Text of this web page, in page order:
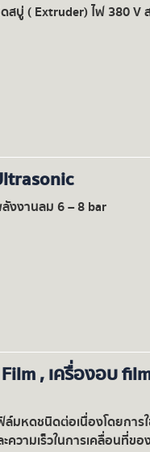
สบู่ ( Extruder) ไฟ 380
งงานลม 6 – 8 bar
, เครื่องอบ
มหดชนิดต่อเนื่องโดยการ
วามเร็วในการเคลื่อนที่ข